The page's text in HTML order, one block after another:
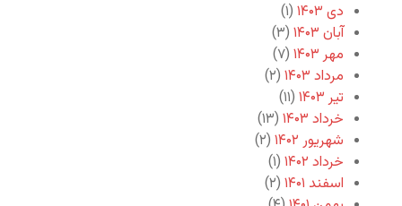
دی ۱۴۰۳
(۱)
آبان ۱۴۰۳
(۳)
مهر ۱۴۰۳
(۷)
مرداد ۱۴۰۳
(۲)
تیر ۱۴۰۳
(۱۱)
خرداد ۱۴۰۳
(۱۳)
شهریور ۱۴۰۲
(۲)
خرداد ۱۴۰۲
(۱)
اسفند ۱۴۰۱
(۲)